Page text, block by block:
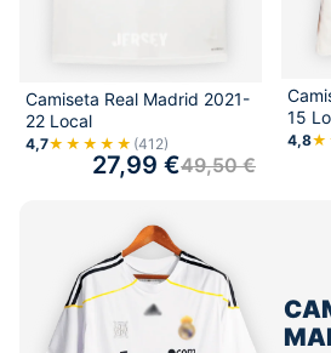
Camiseta Real Madrid 2021-
22 Local
4,7★★★★★ (412)
49,50€
27,99 €
15
4,8